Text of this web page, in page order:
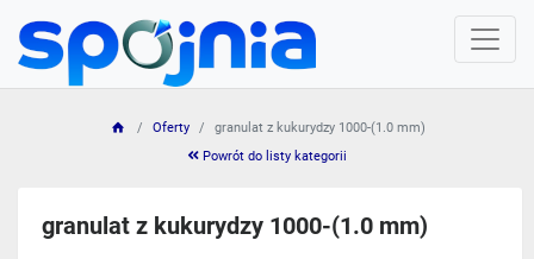
Oferty
granulat z kukurydzy 1000-(1.0 mm)
Powrót do listy kategorii
granulat z kukurydzy 1000-(1.0 mm)